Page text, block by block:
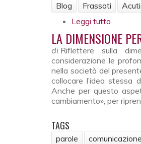
Blog Frassati
Leggi tutto
LA DIMENSIONE
di Riflettere sulla
considerazione le
nella società del
collocare l’idea stessa
Anche per questo
cambiamento», per
TAGS
parole comunicazione